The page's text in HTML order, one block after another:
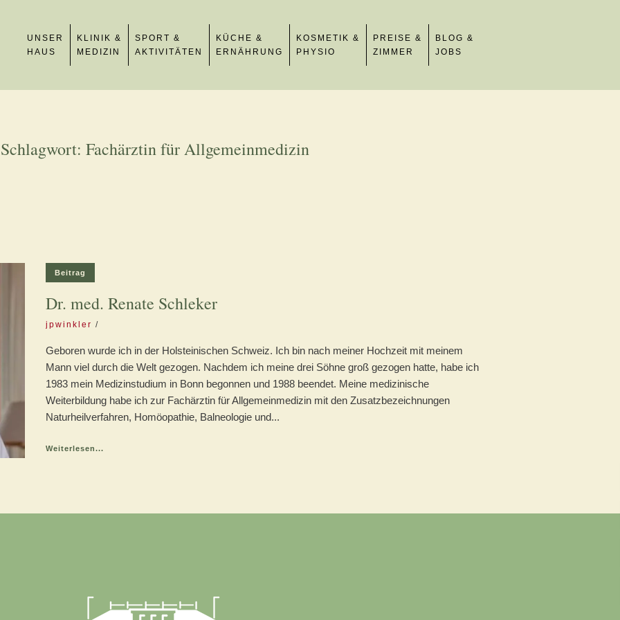
UNSER
HAUS
KLINIK &
MEDIZIN
SPORT &
AKTIVITÄTEN
KÜCHE &
ERNÄHRUNG
KOSMETIK &
PHYSIO
PREISE &
ZIMMER
BLOG &
JOBS
Schlagwort: Fachärztin für Allgemeinmedizin
Beitrag
Dr. med. Renate Schleker
jpwinkler
Geboren wurde ich in der Holsteinischen Schweiz. Ich bin nach meiner Hochzeit mit meinem
Mann viel durch die Welt gezogen. Nachdem ich meine drei Söhne groß gezogen hatte, habe ich
1983 mein Medizinstudium in Bonn begonnen und 1988 beendet. Meine medizinische
Weiterbildung habe ich zur Fachärztin für Allgemeinmedizin mit den Zusatzbezeichnungen
Naturheilverfahren, Homöopathie, Balneologie und...
Weiterlesen...